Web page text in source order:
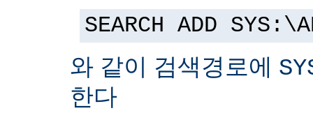
SEARCH ADD
와 같이 검색경로에
한다